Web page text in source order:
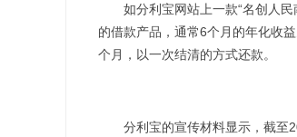
如分利宝网站上一款“名创人民
的借款产品，通常6个月的年化收
个月，以一次结清的方式还款。
分利宝的宣传材料显示，截至